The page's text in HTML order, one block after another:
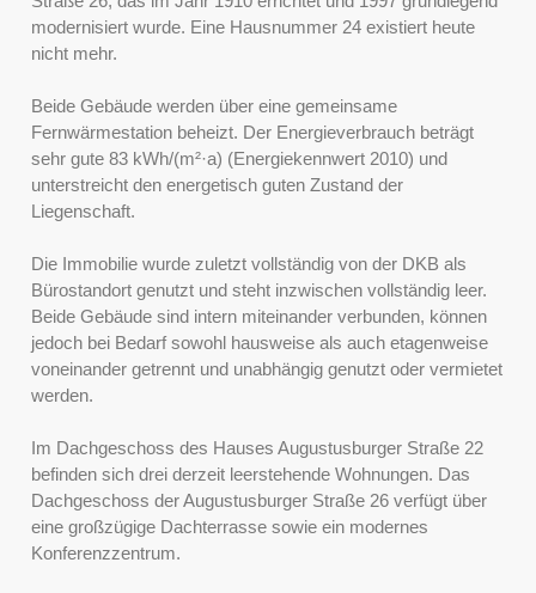
modernisiert wurde. Eine Hausnummer 24 existiert heute
nicht mehr.
Beide Gebäude werden über eine gemeinsame
Fernwärmestation beheizt. Der Energieverbrauch beträgt
sehr gute 83 kWh/(m²·a) (Energiekennwert 2010) und
unterstreicht den energetisch guten Zustand der
Liegenschaft.
Die Immobilie wurde zuletzt vollständig von der DKB als
Bürostandort genutzt und steht inzwischen vollständig leer.
Beide Gebäude sind intern miteinander verbunden, können
jedoch bei Bedarf sowohl hausweise als auch etagenweise
voneinander getrennt und unabhängig genutzt oder vermietet
werden.
Im Dachgeschoss des Hauses Augustusburger Straße 22
befinden sich drei derzeit leerstehende Wohnungen. Das
Dachgeschoss der Augustusburger Straße 26 verfügt über
eine großzügige Dachterrasse sowie ein modernes
Konferenzzentrum.